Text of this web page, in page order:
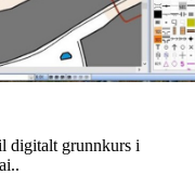
digitalt grunnkurs i